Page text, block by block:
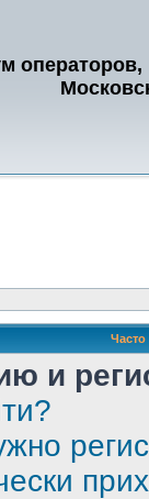
операторов,
и